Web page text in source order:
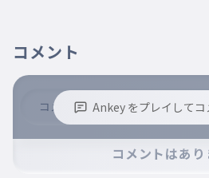
コメント
Ankey をプレイしてコ
※コメントするには、ログインが必要です。
コメントはあ